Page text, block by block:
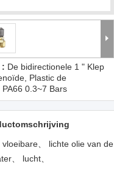
: De bidirectionele 1 " Klep
Plastic de
0.3~7 Bars
vloeibare、 lichte olie van de
、 lucht、